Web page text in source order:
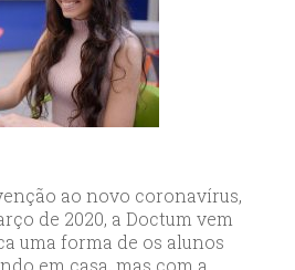
ao novo coronavírus,
de 2020, a Doctum vem
uma forma de os alunos